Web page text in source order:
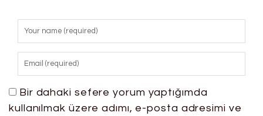
Bir dahaki sefere yorum yaptığımda
kullanılmak üzere adımı, e-posta adresimi ve